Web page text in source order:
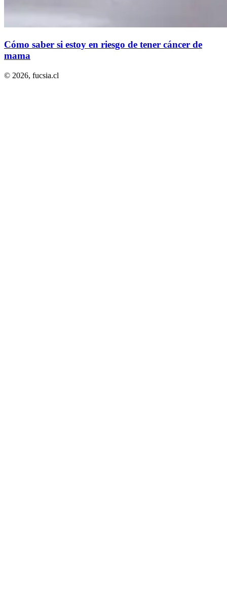
Cómo saber si estoy en riesgo de tener cáncer de
mama
© 2026, fucsia.cl